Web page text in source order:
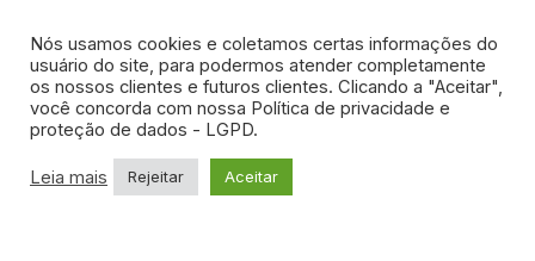
Nós usamos cookies e coletamos certas informações do
usuário do site, para podermos atender completamente
os nossos clientes e futuros clientes. Clicando a "Aceitar",
você concorda com nossa Política de privacidade e
proteção de dados - LGPD.
Leia mais Rejeitar Aceitar